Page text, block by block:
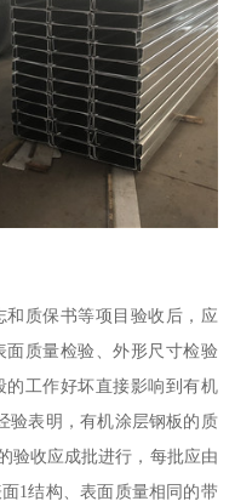
质保书等项目验收后，应
质量检验、外形尺寸检验
工作好坏直接影响到有机
验表明，有机涂层钢板的质
验收应成批进行，每批应由
1结构、表面质量相同的带